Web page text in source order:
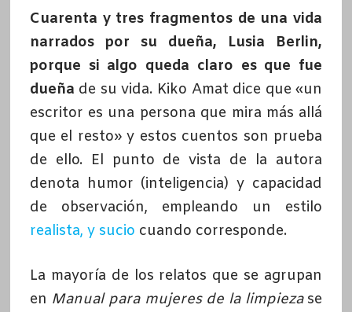
Cuarenta y tres fragmentos de una vida
narrados por su dueña, Lusia Berlin,
porque si algo queda claro es que fue
dueña de su vida. Kiko Amat dice que «un
escritor es una persona que mira más allá
que el resto» y estos cuentos son prueba
de ello. El punto de vista de la autora
denota humor (inteligencia) y capacidad
de observación, empleando un estilo
realista, y sucio cuando corresponde.
La mayoría de los relatos que se agrupan
en Manual para mujeres de la limpiezase